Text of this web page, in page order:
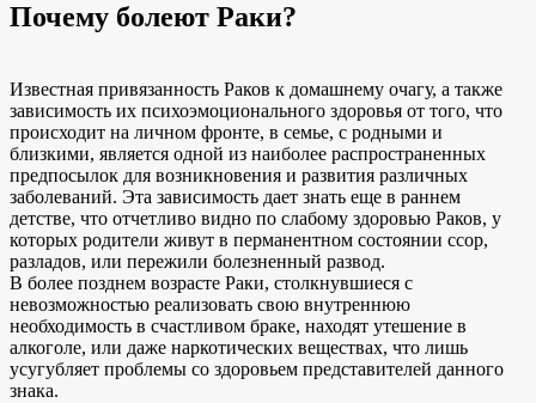
Почему болеют Раки?
Известная привязанность Раков к домашнему очагу, а также
зависимость их психоэмоционального здоровья от того, что
происходит на личном фронте, в семье, с родными и
близкими, является одной из наиболее распространенных
предпосылок для возникновения и развития различных
заболеваний. Эта зависимость дает знать еще в раннем
детстве, что отчетливо видно по слабому здоровью Раков, у
которых родители живут в перманентном состоянии ссор,
разладов, или пережили болезненный развод.
В более позднем возрасте Раки, столкнувшиеся с
невозможностью реализовать свою внутреннюю
необходимость в счастливом браке, находят утешение в
алкоголе, или даже наркотических веществах, что лишь
усугубляет проблемы со здоровьем представителей данного
знака.